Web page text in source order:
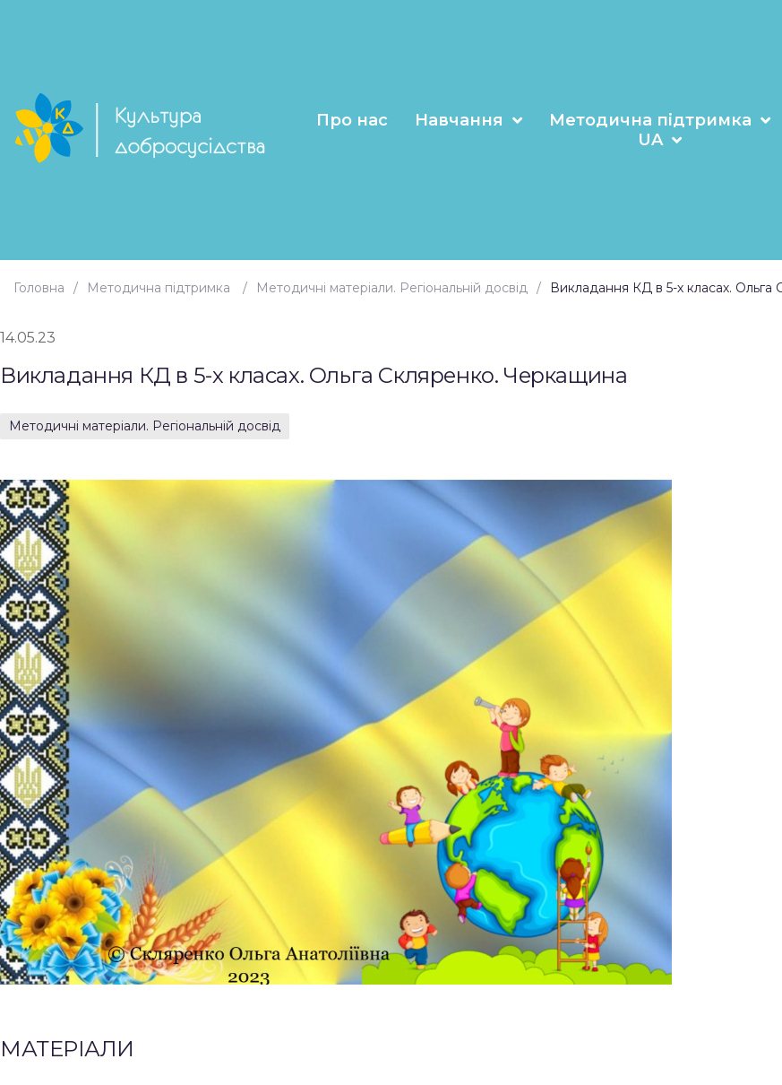
Про нас Навчання Методична підтримка
UA
Головна Методична підтримка Методичні матеріали. Регіональній досвід Викладання КД в 5-х класах.
14.05.23
Викладання КД в 5-х класах. Ольга Скляренко. Черкащина
Методичні матеріали. Регіональній досвід
МАТЕРІАЛИ